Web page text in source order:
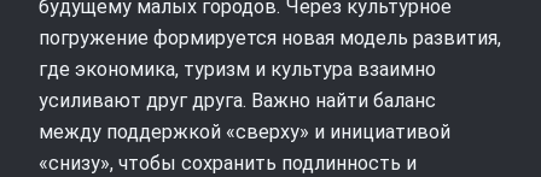
будущему малых городов. Через культурное
погружение формируется новая модель развития,
где экономика, туризм и культура взаимно
усиливают друг друга. Важно найти баланс
между поддержкой «сверху» и инициативой
«снизу», чтобы сохранить подлинность и